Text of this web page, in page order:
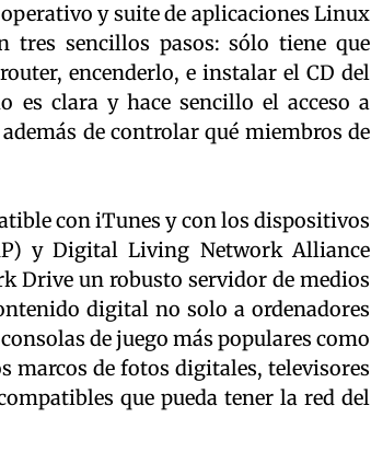
y suite de aplicaciones Linux
tres sencillos pasos: sólo tiene que
encenderlo, e instalar el CD del
es clara y hace sencillo el acceso a
de controlar qué miembros de
con iTunes y con los dispositivos
y Digital Living Network Alliance
Drive un robusto servidor de medios
digital no solo a ordenadores
de juego más populares como
marcos de fotos digitales, televisores
que pueda tener la red del